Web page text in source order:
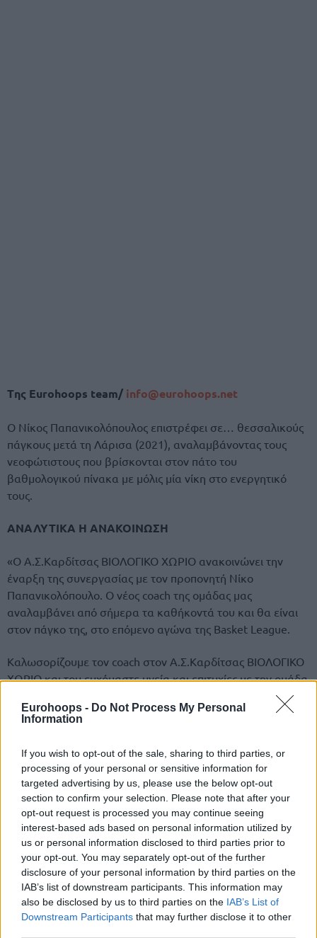
Eurohoops - Do Not Process My Personal
Information
If you wish to opt-out of the sale, sharing to third parties, or
processing of your personal or sensitive information for
targeted advertising by us, please use the below opt-out
section to confirm your selection. Please note that after your
opt-out request is processed you may continue seeing
interest-based ads based on personal information utilized by
us or personal information disclosed to third parties prior to
your opt-out. You may separately opt-out of the further
disclosure of your personal information by third parties on the
IAB’s list of downstream participants. This information may
also be disclosed by us to third parties on the IAB’s List of
Downstream Participants that may further disclose it to other
Tης Eurohoops team/ info@eurohoops.net
Ο Νίκος Παπανικολόπουλος επιστρέφει σε… θεσσαλικούς
πάγκους μετά τη Λάρισα (2021), αναλαμβάνοντας τους
νεοφώτιστους που βρίσκονται στον πάτο του
βαθμολογικού πίνακα με μόλις μία νίκη στο ενεργητικό
τους.
ΑΝΑΛΥΤΙΚΑ Η ΑΝΑΚΟΙΝΩΣΗ
«Ο Α.Σ.Καρδίτσας ΒΙΟΛΟΓΙΚΟ ΧΩΡΙΟ ανακοινώνει την
έναρξη της συνεργασίας με τον προπονητή Νίκο
Παπανικολόπουλο. Ο νέος coach της ομάδας μας
αναλαμβάνει από σήμερα τα καθήκοντά του και θα είναι
στον πάγκο της, στο επόμενο αγώνα της Basket League.
Καλωσορίζουμε τον coach στον Α.Σ.Καρδίτσας ΒΙΟΛΟΓΙΚΟ
ΧΩΡΙΟ και του ευχόμαστε υγεία και επιτυχίες με την ομάδα